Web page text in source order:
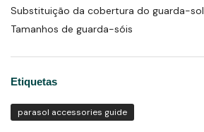
Substituição da cobertura do guarda-sol
Tamanhos de guarda-sóis
Etiquetas
parasol accessories guide